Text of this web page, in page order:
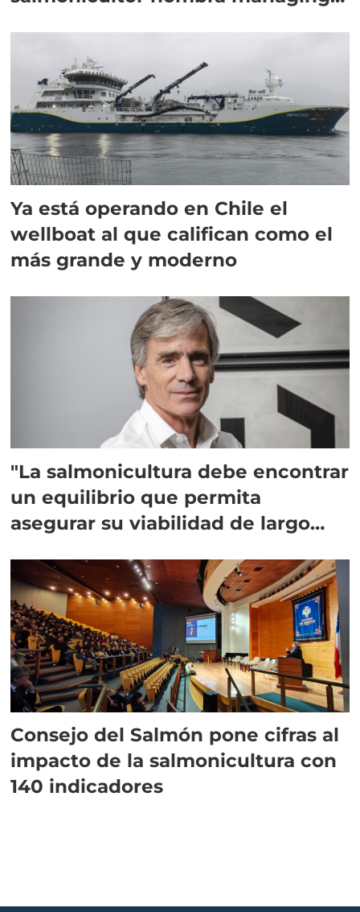
Ya está operando en Chile el
wellboat al que califican como el
más grande y moderno
"La salmonicultura debe encontrar
un equilibrio que permita
asegurar su viabilidad de largo
Consejo del Salmón pone cifras al
impacto de la salmonicultura con
140 indicadores